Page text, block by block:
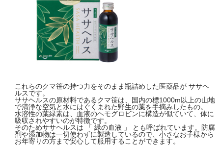
これらのクマ笹の持つ力をそのまま瓶詰めした医薬品が ササヘ
ルスです。
ササヘルスの原材料であるクマ笹は、国内の標1000m以上の山地
で清浄な空気と水にはぐくまれた野生の葉を手摘みしたもの。
水溶性の葉緑素は、血液のヘモグロビンに構造が似ていて、体に
吸収されやすいのが特徴です。
そのためササヘルスは 「 緑の血液 」 とも呼ばれています。防腐
剤や添加物は一切使わずに製造しているので、小さなお子様から
お年寄りの方まで安心して服用することができます。